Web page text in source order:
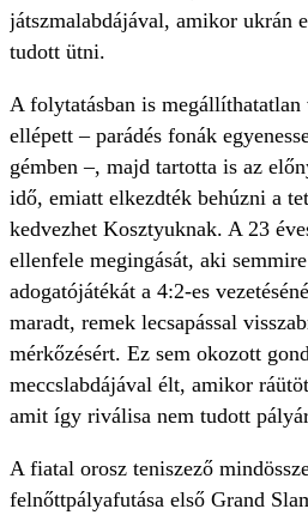
játszmalabdájával, amikor ukrán
tudott ütni.
A folytatásban is
ellépett – parádés fonák
gémben –, majd tartotta is az
idő, emiatt elkezdték behúzni a
kedvezhet Kosztyuknak. A 23
ellenfele megingását, aki
adogatójátékát a 4:2-es
maradt, remek lecsapással
mérkőzésért. Ez sem okozott
meccslabdájával élt, amikor
amit így riválisa nem tudott
A fiatal orosz teniszező
felnőttpályafutása első Grand